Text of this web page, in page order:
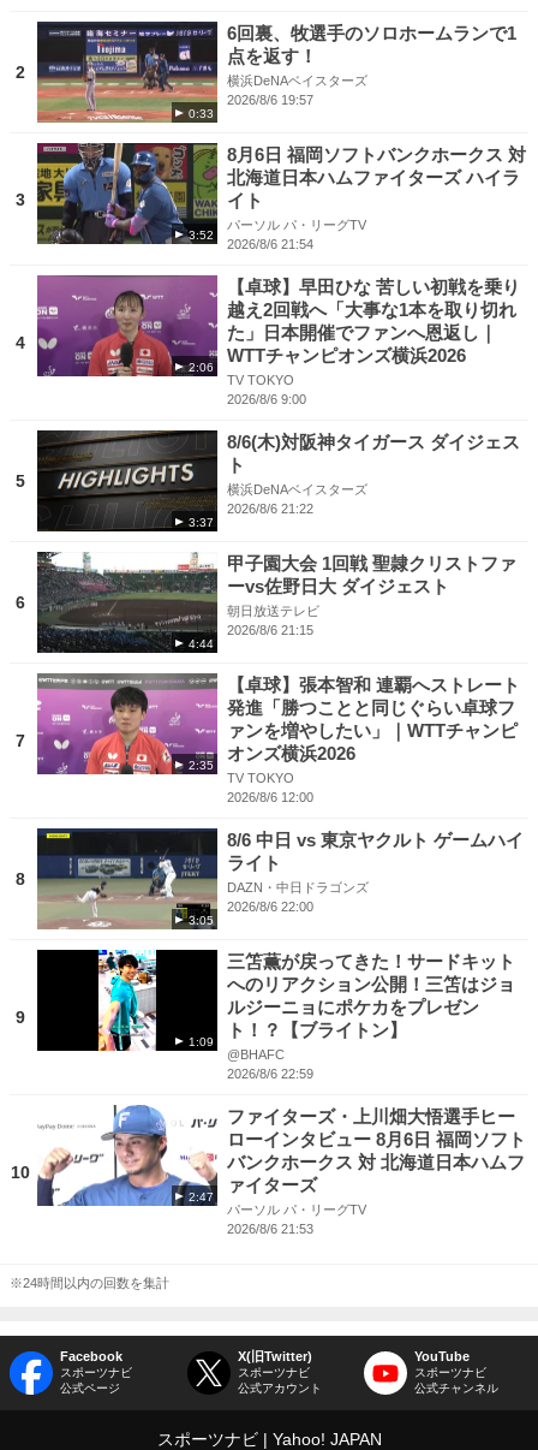
2
0:33
6回裏、牧選手のソロホームランで1
点を返す！
横浜DeNAベイスターズ
2026/8/6 19:57
3
3:52
8月6日 福岡ソフトバンクホークス 対
北海道日本ハムファイターズ ハイラ
イト
パーソル パ・リーグTV
2026/8/6 21:54
4
2:06
【卓球】早田ひな 苦しい初戦を乗り
越え2回戦へ「大事な1本を取り切れ
た」日本開催でファンへ恩返し｜
WTTチャンピオンズ横浜2026
TV TOKYO
2026/8/6 9:00
5
3:37
8/6(木)対阪神タイガース ダイジェス
ト
横浜DeNAベイスターズ
2026/8/6 21:22
6
4:44
甲子園大会 1回戦 聖隷クリストファ
ーvs佐野日大 ダイジェスト
朝日放送テレビ
2026/8/6 21:15
7
2:35
【卓球】張本智和 連覇へストレート
発進「勝つことと同じぐらい卓球フ
ァンを増やしたい」｜WTTチャンピ
オンズ横浜2026
TV TOKYO
2026/8/6 12:00
8
3:05
8/6 中日 vs 東京ヤクルト ゲームハイ
ライト
DAZN・中日ドラゴンズ
2026/8/6 22:00
9
1:09
三笘薫が戻ってきた！サードキット
へのリアクション公開！三笘はジョ
ルジーニョにポケカをプレゼン
ト！？【ブライトン】
@BHAFC
2026/8/6 22:59
10
2:47
ファイターズ・上川畑大悟選手ヒー
ローインタビュー 8月6日 福岡ソフト
バンクホークス 対 北海道日本ハムフ
ァイターズ
パーソル パ・リーグTV
2026/8/6 21:53
※24時間以内の回数を集計
Facebook
スポーツナビ
公式ページ
X(旧Twitter)
スポーツナビ
公式アカウント
YouTube
スポーツナビ
公式チャンネル
スポーツナビ Yahoo! JAPAN